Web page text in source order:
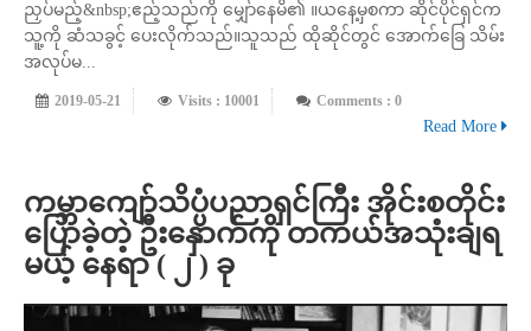
ညှပ်မည့်&nbsp;ဧည့်သည်ကို မျှော်နေမိ၏ ။ယနေ့မှစကာ ဆိုင်ပိုင်ရှင်က
သူ့ကို ဆံသခွင့် ပေးလိုက်သည်။သူသည် ထိုဆိုင်တွင် အောက်ခြေ သိမ်း
အလုပ်မ...
2019-05-21 Visits : 10001 Comments : 0
Read More
ကမ္ဘာကျော်သိပ္ပံပညာရှင်ကြီး အိုင်းစတိုင်း
ပြောခဲ့တဲ့ ဦးနှောက်ကို တကယ်အသုံးချရ
မယ့် နေရာ ( ၂ ) ခု